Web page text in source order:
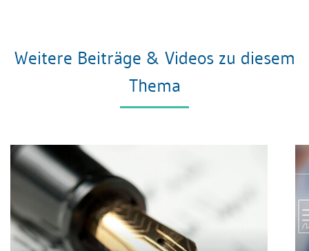
Weitere Beiträge & Videos zu diesem
Thema